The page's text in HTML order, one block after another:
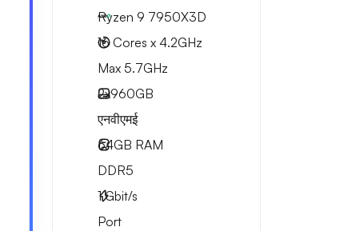
Ryzen 9 7950X3D
16 Cores x 4.2GHz
Max 5.7GHz
2x960GB
एनवीएमई
64GB RAM
DDR5
1Gbit/s
Port